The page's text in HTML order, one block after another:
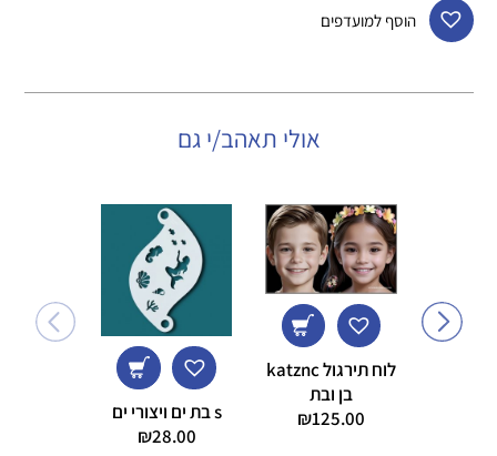
הוסף למועדפים
אולי תאהב/י גם
לוח תירגול katznc
בן ובת
₪125.00
s בת ים ויצורי ים
₪28.00